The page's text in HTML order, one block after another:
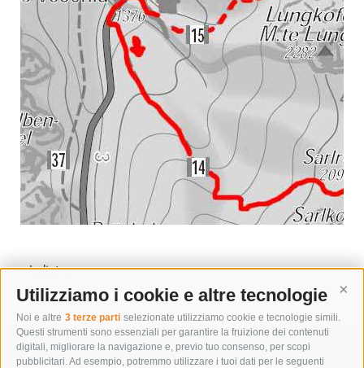
Utilizziamo i cookie e altre tecnologie
Noi e altre 3 terze parti selezionate utilizziamo cookie e tecnologie simili.
Questi strumenti sono essenziali per garantire la fruizione dei contenuti
digitali, migliorare la navigazione e, previo tuo consenso, per scopi
pubblicitari. Ad esempio, potremmo utilizzare i tuoi dati per le seguenti
« Indietro